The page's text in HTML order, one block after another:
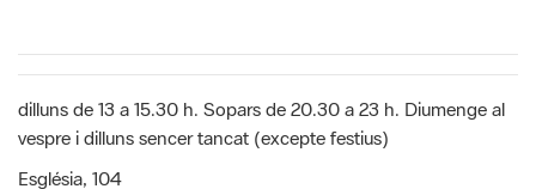
dilluns de 13 a 15.30 h. Sopars de 20.30 a 23 h. Diumenge al
vespre i dilluns sencer tancat (excepte festius)
Església, 104